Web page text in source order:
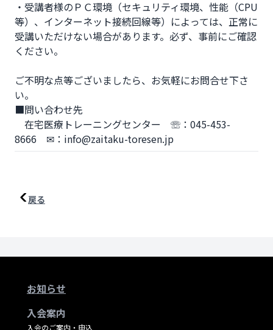
・受講者様のＰＣ環境（セキュリティ環境、性能（CPU
等）、インターネット接続回線等）によっては、正常に
受講いただけない場合があります。必ず、事前にご確認
ください。
ご不明な点等ございましたら、お気軽にお問合せ下さ
い。
■問い合わせ先
在宅医療トレーニングセンター　☏：045-453-
8666　✉：info@zaitaku-toresen.jp
戻る
お知らせ
入会案内
入会のご案内・申込